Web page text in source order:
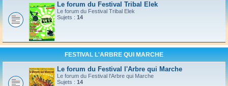
Le forum du Festival Tribal Elek
Le forum du Festival Tribal Elek
Sujets : 14
FESTIVAL L'ARBRE QUI MARCHE
Le forum du Festival l'Arbre qui Marche
Le forum du Festival l'Arbre qui Marche
Sujets : 14